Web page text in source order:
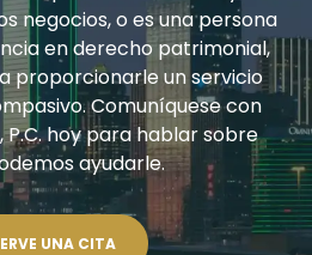
negocios, o es una persona
en derecho patrimonial,
proporcionarle un servicio
Comuníquese con
hoy para hablar sobre
ayudarle.
UNA CITA